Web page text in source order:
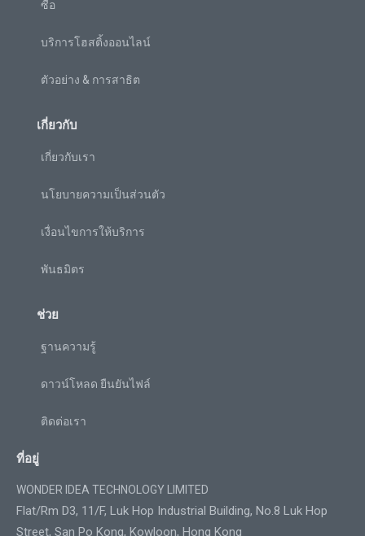
ซื้อ
บริการโฮสติ้งออนไลน์
ตัวอย่าง & การสาธิต
เกี่ยวกับ
เกี่ยวกับเรา
นโยบายความเป็นส่วนตัว
เงื่อนไขการให้บริการ
พันธมิตร
ช่วย
ฐานความรู้
ดาวน์โหลด ยืนยันไฟล์
ติดต่อเรา
ที่อยู่
WONDER IDEA TECHNOLOGY LIMITED
Flat/Rm D3, 11/F, Luk Hop Industrial Building, No.8 Luk Hop
Street, San Po Kong, Kowloon, Hong Kong